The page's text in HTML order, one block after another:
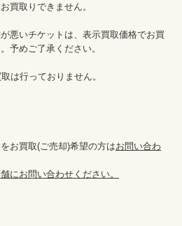
買取りできません。
悪いチケットは、表示買取価格でお買
予めご了承ください。
は行っておりません。
お買取(ご売却)希望の方はお問い合わ
にお問い合わせください。